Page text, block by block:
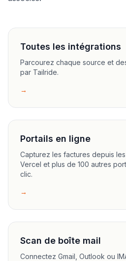
Toutes les intégrations
Parcourez chaque source et
par Tailride.
→
Portails en ligne
Capturez les factures depuis
Vercel et plus de 100 autres
clic.
→
Scan de boîte mail
Connectez Gmail, Outlook ou